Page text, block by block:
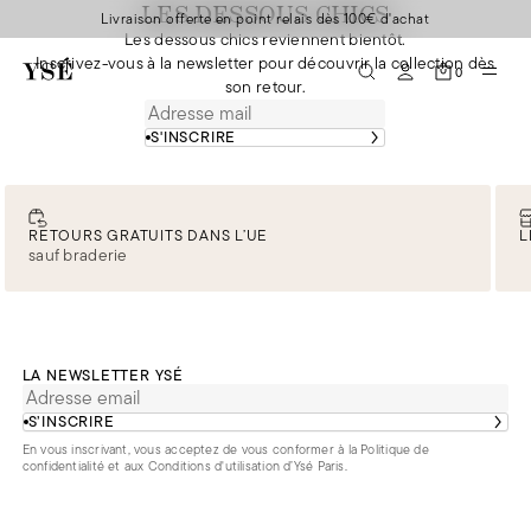
Livraison offerte en point relais dès 100€ d'achat
0
LES DESSOUS CHICS
Les dessous chics reviennent bientôt.
Inscrivez-vous à la newsletter pour découvrir la collection dès
son retour.
S'INSCRIRE
RETOURS GRATUITS DANS L’UE
sauf braderie
LA NEWSLETTER YSÉ
S’INSCRIRE
En vous inscrivant, vous acceptez de vous conformer à la Politique de
confidentialitéet aux Conditions d'utilisation d’Ysé Paris.